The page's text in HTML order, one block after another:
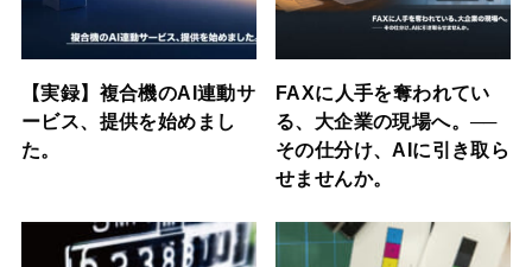
【実録】複合機のAI連動サ
ービス、提供を始めまし
た。
FAXに人手を奪われてい
る、大企業の現場へ。──
その仕分け、AIに引き取ら
せませんか。